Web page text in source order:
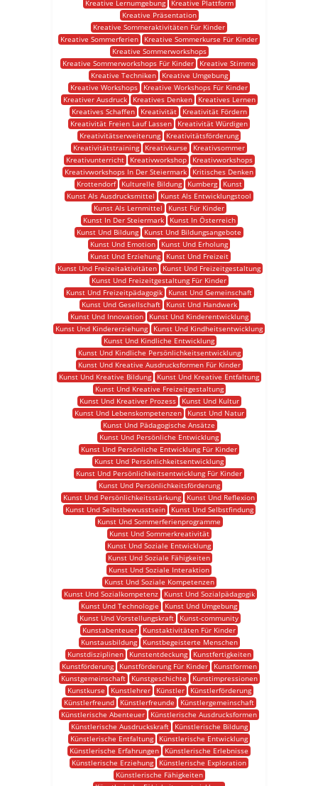
Kreative Lernumgebung
Kreative Plattform
Kreative Präsentation
Kreative Sommeraktivitäten Für Kinder
Kreative Sommerferien
Kreative Sommerkurse Für Kinder
Kreative Sommerworkshops
Kreative Sommerworkshops Für Kinder
Kreative Stimme
Kreative Techniken
Kreative Umgebung
Kreative Workshops
Kreative Workshops Für Kinder
Kreativer Ausdruck
Kreatives Denken
Kreatives Lernen
Kreatives Schaffen
Kreativität
Kreativität Fördern
Kreativität Freien Lauf Lassen
Kreativität Würdigen
Kreativitätserweiterung
Kreativitätsförderung
Kreativitätstraining
Kreativkurse
Kreativsommer
Kreativunterricht
Kreativworkshop
Kreativworkshops
Kreativworkshops In Der Steiermark
Kritisches Denken
Krottendorf
Kulturelle Bildung Kumberg
Kunst
Kunst Als Ausdrucksmittel
Kunst Als Entwicklungstool
Kunst Als Lernmittel
Kunst Für Kinder
Kunst In Der Steiermark
Kunst In Österreich
Kunst Und Bildung
Kunst Und Bildungsangebote
Kunst Und Emotion
Kunst Und Erholung
Kunst Und Erziehung
Kunst Und Freizeit
Kunst Und Freizeitaktivitäten
Kunst Und Freizeitgestaltung
Kunst Und Freizeitgestaltung Für Kinder
Kunst Und Freizeitpädagogik
Kunst Und Gemeinschaft
Kunst Und Gesellschaft
Kunst Und Handwerk
Kunst Und Innovation
Kunst Und Kinderentwicklung
Kunst Und Kindererziehung
Kunst Und Kindheitsentwicklung
Kunst Und Kindliche Entwicklung
Kunst Und Kindliche Persönlichkeitsentwicklung
Kunst Und Kreative Ausdrucksformen Für Kinder
Kunst Und Kreative Bildung
Kunst Und Kreative Entfaltung
Kunst Und Kreative Freizeitgestaltung
Kunst Und Kreativer Prozess
Kunst Und Kultur
Kunst Und Lebenskompetenzen
Kunst Und Natur
Kunst Und Pädagogische Ansätze
Kunst Und Persönliche Entwicklung
Kunst Und Persönliche Entwicklung Für Kinder
Kunst Und Persönlichkeitsentwicklung
Kunst Und Persönlichkeitsentwicklung Für Kinder
Kunst Und Persönlichkeitsförderung
Kunst Und Persönlichkeitsstärkung
Kunst Und Reflexion
Kunst Und Selbstbewusstsein
Kunst Und Selbstfindung
Kunst Und Sommerferienprogramme
Kunst Und Sommerkreativität
Kunst Und Soziale Entwicklung
Kunst Und Soziale Fähigkeiten
Kunst Und Soziale Interaktion
Kunst Und Soziale Kompetenzen
Kunst Und Sozialkompetenz
Kunst Und Sozialpädagogik
Kunst Und Technologie
Kunst Und Umgebung
Kunst Und Vorstellungskraft
Kunst-community
Kunstabenteuer
Kunstaktivitäten Für Kinder
Kunstausbildung
Kunstbegeisterte Menschen
Kunstdisziplinen
Kunstentdeckung
Kunstfertigkeiten
Kunstförderung
Kunstförderung Für Kinder
Kunstformen
Kunstgemeinschaft
Kunstgeschichte
Kunstimpressionen
Kunstkurse
Kunstlehrer Künstler
Künstlerförderung
Künstlerfreund
Künstlerfreunde
Künstlergemeinschaft
Künstlerische Abenteuer
Künstlerische Ausdrucksformen
Künstlerische Ausdruckskraft
Künstlerische Bildung
Künstlerische Entfaltung
Künstlerische Entwicklung
Künstlerische Erfahrungen
Künstlerische Erlebnisse
Künstlerische Erziehung
Künstlerische Exploration
Künstlerische Fähigkeiten